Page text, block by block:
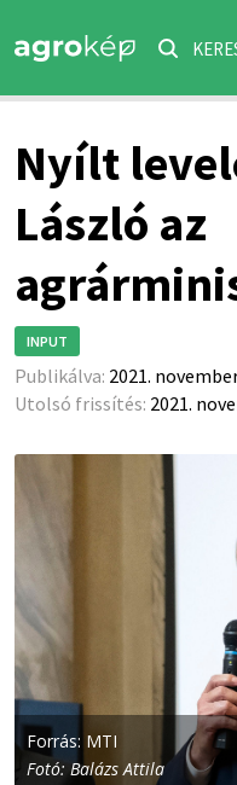
Nyílt
László az
INPUT
Publikálva: 2021.
Utolsó frissítés: 2021.
Forrás: MTI
Fotó: Balázs Attila